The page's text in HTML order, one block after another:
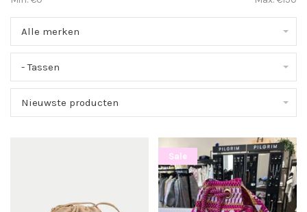
Alle merken
- Tassen
Nieuwste producten
Sale